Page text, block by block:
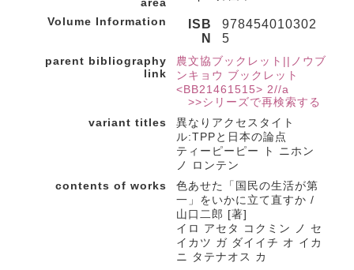
Volume Information
ISB
N
978454010302
5
parent bibliography
link
農文協ブックレット||ノウブ
ンキョウ ブックレット
<BB21461515> 2//a
>>シリーズで再検索する
variant titles
異なりアクセスタイト
ル:TPPと日本の論点
ティーピーピー ト ニホン
ノ ロンテン
contents of works
色あせた「国民の生活が第
一」をいかに立て直すか /
山口二郎 [著]
イロ アセタ コクミン ノ セ
イカツ ガ ダイイチ オ イカ
ニ タテナオス カ